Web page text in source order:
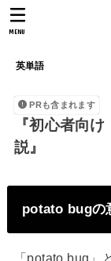
英単語
MENU
PRも含まれます
『初心者向
説』
potato bugの
「potato bug」